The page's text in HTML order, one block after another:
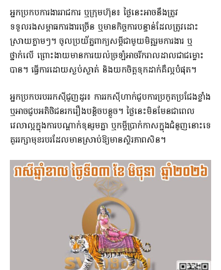
អ្នកប្រកបការងាររាជការ ឬក្រុមហ៊ុន៖ ថ្ងៃនេះអាចនឹងត្រូវ
ទទួលរងសម្ពាធការងារច្រើន ឬមានកិច្ចការបន្ទាន់ដែលត្រូវដោះ
ស្រាយភ្លាមៗ។ ចូលប្រយ័ត្នពាក្យសម្តីជាមួយមិត្តរួមការងារ ឬ
ថ្នាក់លើ ព្រោះងាយមានការយល់ច្រឡំអាចរីករាលដាលជាជម្លោះ
បាន។ ធ្វើការដោយស្ងប់ស្ងាត់ និងយកចិត្តទុកដាក់គឺល្អបំផុត។
អ្នកប្រកបរបររកស៊ីជួញដូរ៖ ការរកស៊ីហាក់ជួបការប្រកួតប្រជែងខ្លាំង
ឬអាចជួបអតិថិជនរករឿងបន្តិចបន្តួច។ ថ្ងៃនេះមិនមែនជាពេល
វេលាល្អក្នុងការបណ្តាក់ទុនរួមគ្នា ឬកម្ចីប្រាក់កាសក្នុងជំនួញនោះទេ
គួររក្សាមុខរបរដែលមានស្រាប់ឱ្យមានស្ថិរភាពសិន។